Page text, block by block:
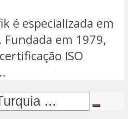
é especializada em
em 1979,
ISO